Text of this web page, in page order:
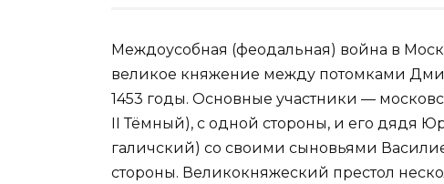
Междоусобная (феодальная) война в
великое княжение между потомками
1453 годы. Основные участники —
II Тёмный), с одной стороны, и его дядя
галичский) со своими сыновьями
стороны. Великокняжеский престол